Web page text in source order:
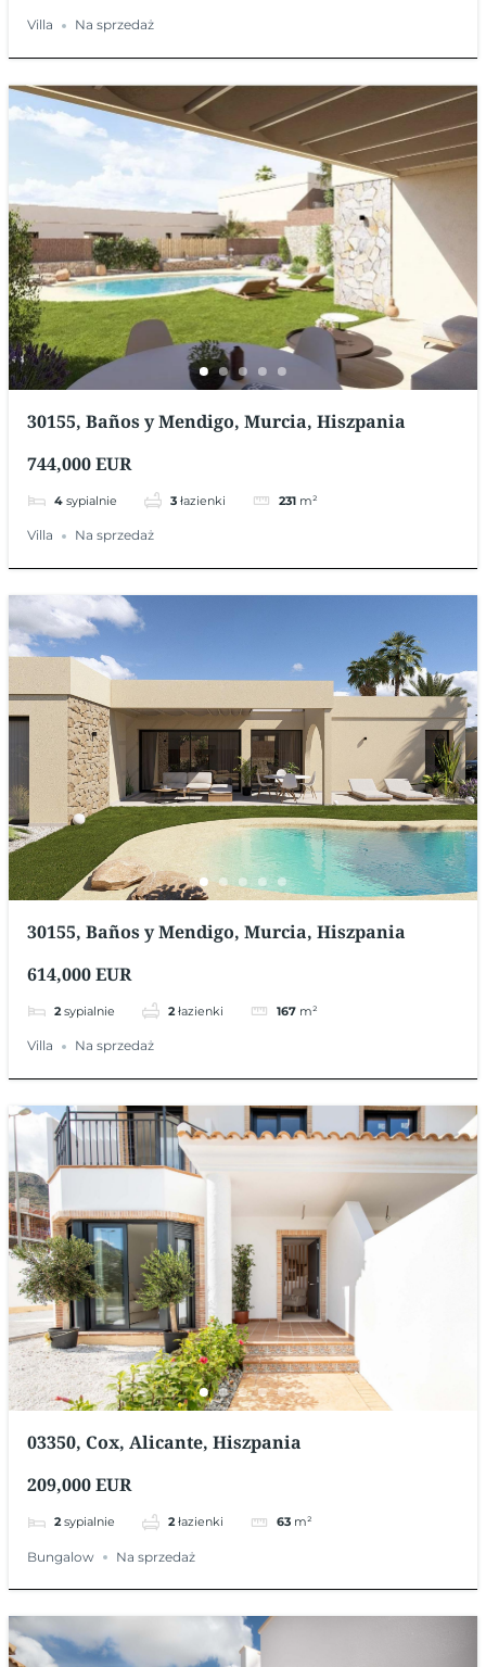
Villa Na sprzedaż
30155, Baños y Mendigo, Murcia, Hiszpania
744,000 EUR
4 sypialnie 3 łazienki 231 m²
Villa Na sprzedaż
30155, Baños y Mendigo, Murcia, Hiszpania
614,000 EUR
2 sypialnie 2 łazienki 167 m²
Villa Na sprzedaż
03350, Cox, Alicante, Hiszpania
209,000 EUR
2 sypialnie 2 łazienki 63 m²
Bungalow Na sprzedaż